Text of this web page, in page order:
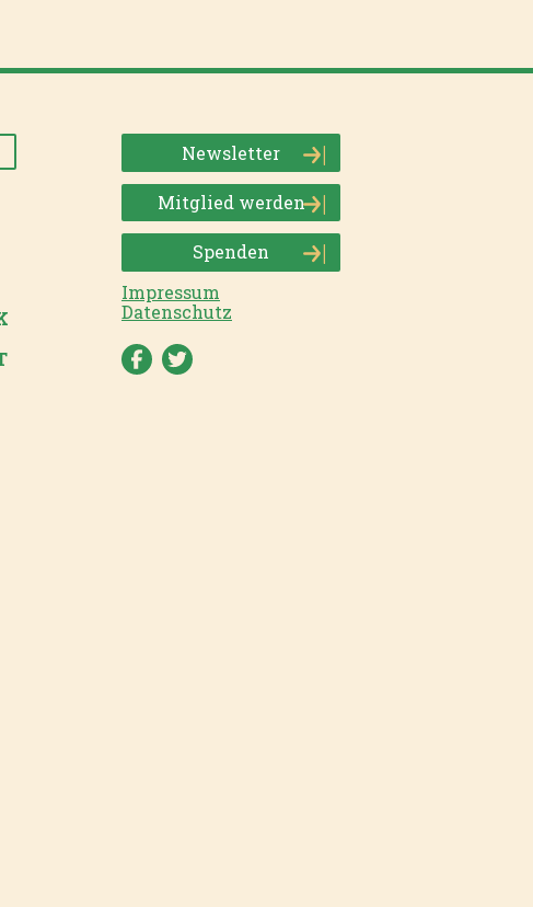
Newsletter
Mitglied werden
Spenden
Impressum
Datenschutz